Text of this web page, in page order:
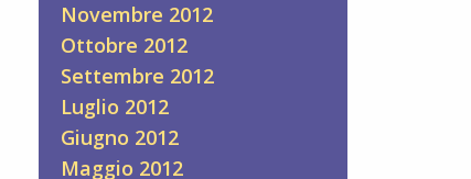
Novembre 2012
Ottobre 2012
Settembre 2012
Luglio 2012
Giugno 2012
Maggio 2012